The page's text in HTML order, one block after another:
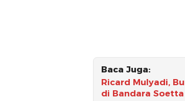
Baca Juga:
Ricard Mulyadi,
di Bandara Soetta